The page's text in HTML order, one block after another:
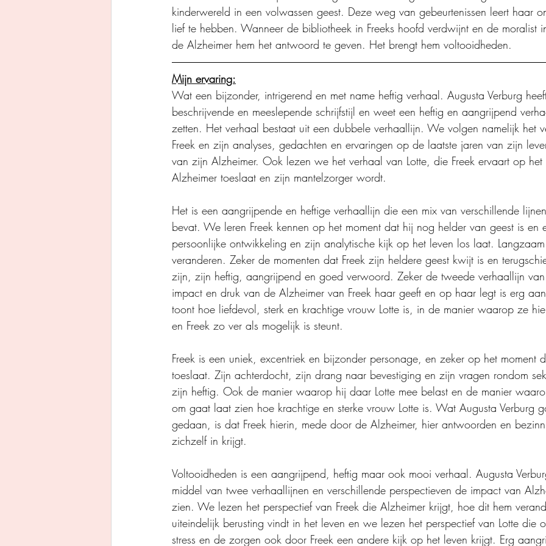
kinderwereld in een volwassen geest. Deze weg van gebeurtenissen leert haar
lief te hebben. Wanneer de bibliotheek in Freeks hoofd verdwijnt en de moralist
de Alzheimer hem het antwoord te geven. Het brengt hem voltooidheden.
Mijn ervaring:
Wat een bijzonder, intrigerend en met name heftig verhaal. Augusta Verburg
beschrijvende en meeslepende schrijfstijl en weet een heftig en aangrijpend
zetten. Het verhaal bestaat uit een dubbele verhaallijn. We volgen namelijk het
Freek en zijn analyses, gedachten en ervaringen op de laatste jaren van zijn
van zijn Alzheimer. Ook lezen we het verhaal van Lotte, die Freek ervaart op
Alzheimer toeslaat en zijn mantelzorger wordt.
Het is een aangrijpende en heftige verhaallijn die een mix van verschillende
bevat. We leren Freek kennen op het moment dat hij nog helder van geest is
persoonlijke ontwikkeling en zijn analytische kijk op het leven los laat.
veranderen. Zeker de momenten dat Freek zijn heldere geest kwijt is en
zijn, zijn heftig, aangrijpend en goed verwoord. Zeker de tweede verhaallijn
impact en druk van de Alzheimer van Freek haar geeft en op haar legt is erg
toont hoe liefdevol, sterk en krachtige vrouw Lotte is, in de manier waarop ze
en Freek zo ver als mogelijk is steunt.
Freek is een uniek, excentriek en bijzonder personage, en zeker op het moment
toeslaat. Zijn achterdocht, zijn drang naar bevestiging en zijn vragen rondom
zijn heftig. Ook de manier waarop hij daar Lotte mee belast en de manier
om gaat laat zien hoe krachtige en sterke vrouw Lotte is. Wat Augusta Verburg
gedaan, is dat Freek hierin, mede door de Alzheimer, hier antwoorden en
zichzelf in krijgt.
Voltooidheden is een aangrijpend, heftig maar ook mooi verhaal. Augusta
middel van twee verhaallijnen en verschillende perspectieven de impact van
zien. We lezen het perspectief van Freek die Alzheimer krijgt, hoe dit hem
uiteindelijk berusting vindt in het leven en we lezen het perspectief van Lotte die
stress en de zorgen ook door Freek een andere kijk op het leven krijgt. Erg